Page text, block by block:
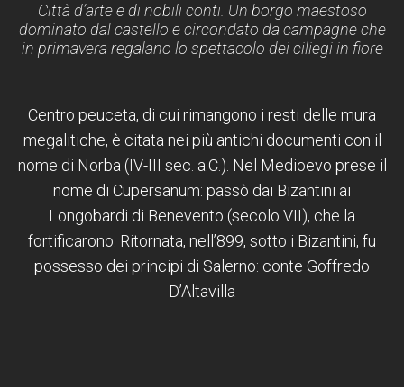
Città d’arte e di nobili conti. Un borgo maestoso
dominato dal castello e circondato da campagne che
in primavera regalano lo spettacolo dei ciliegi in fiore
Centro peuceta, di cui rimangono i resti delle mura
megalitiche, è citata nei più antichi documenti con il
nome di Norba (IV-III sec. a.C.). Nel Medioevo prese il
nome di Cupersanum: passò dai Bizantini ai
Longobardi di Benevento (secolo VII), che la
fortificarono. Ritornata, nell’899, sotto i Bizantini, fu
possesso dei principi di Salerno: conte Goffredo
D’Altavilla